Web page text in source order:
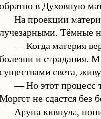
обратно в Духовную
На проекции
лучезарными. Тёмные
— Когда материя
болезни и страдания.
существами света,
— Но этот процесс
Моргот не сдастся без
Аруна кивнула,